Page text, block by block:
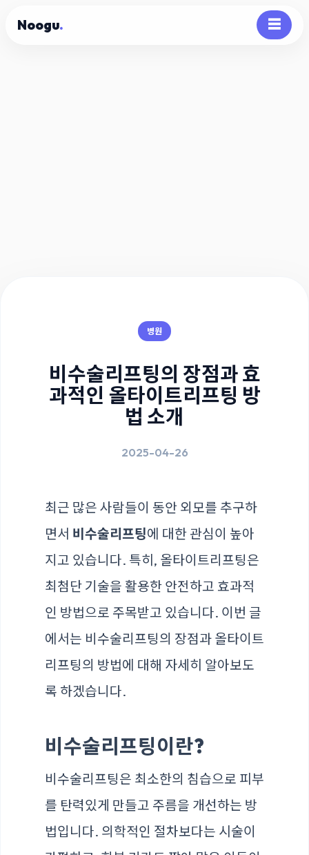
Noogu. ☰
병원
비수술리프팅의 장점과 효
과적인 올타이트리프팅 방
법 소개
2025-04-26
최근 많은 사람들이 동안 외모를 추구하
면서 비수술리프팅에 대한 관심이 높아
지고 있습니다. 특히, 올타이트리프팅은
최첨단 기술을 활용한 안전하고 효과적
인 방법으로 주목받고 있습니다. 이번 글
에서는 비수술리프팅의 장점과 올타이트
리프팅의 방법에 대해 자세히 알아보도
록 하겠습니다.
비수술리프팅이란?
비수술리프팅은 최소한의 침습으로 피부
를 탄력있게 만들고 주름을 개선하는 방
법입니다. 의학적인 절차보다는 시술이